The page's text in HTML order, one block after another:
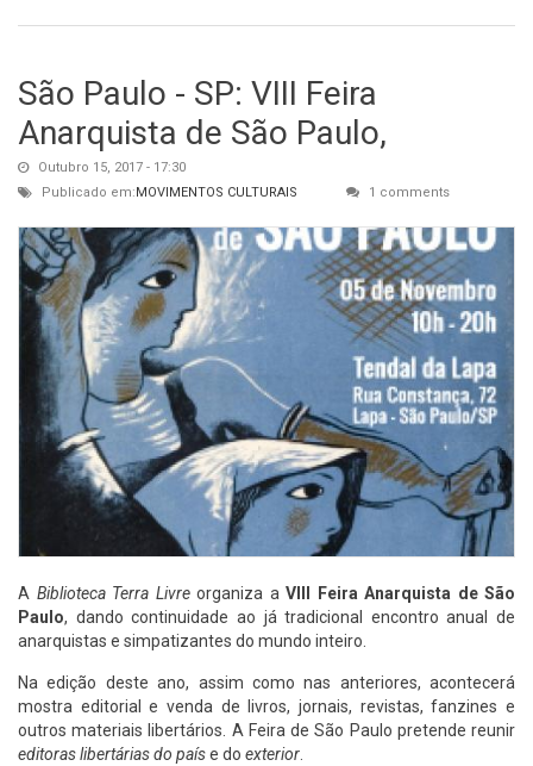
São Paulo - SP: VIII Feira
Anarquista de São Paulo,
Outubro 15, 2017 - 17:30
Publicado em:MOVIMENTOS CULTURAIS 1 comments
A Biblioteca Terra Livreorganiza a VIII Feira Anarquista de São
Paulo, dando continuidade ao já tradicional encontro anual de
anarquistas e simpatizantes do mundo inteiro.
Na edição deste ano, assim como nas anteriores, acontecerá
mostra editorial e venda de livros, jornais, revistas, fanzines e
outros materiais libertários. A Feira de São Paulo pretende reunir
editoras libertárias do paíse do exterior.